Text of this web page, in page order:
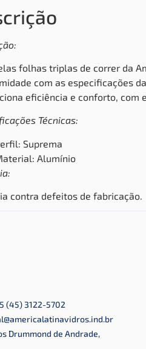
folhas triplas de correr da
com as especificações
eficiência e conforto, com
Técnicas:
Suprema
Alumínio
contra defeitos de fabricação.
(45) 3122-5702
Drummond de Andrade,